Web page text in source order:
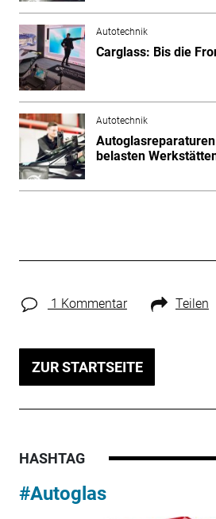
Autotechnik
Carglass: Bis die
Autotechnik
belasten
1 Kommentar Teilen
ZUR STARTSEITE
HASHTAG
#Autoglas